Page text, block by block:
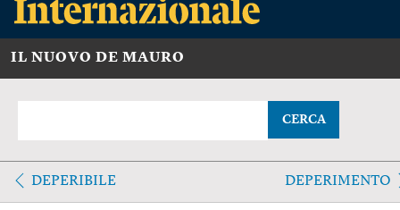
IL NUOVO DE MAURO
CERCA
DEPERIBILE DEPERIMENTO